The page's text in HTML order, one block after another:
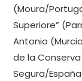
(Moura/
Superiore”
Antonio
de la
Segura/